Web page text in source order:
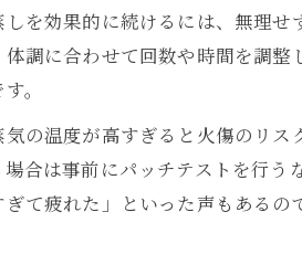
を効果的に続けるには、無理
調に合わせて回数や時間を調
。
の温度が高すぎると火傷のリ
合は事前にパッチテストを行
て疲れた」といった声もあるの